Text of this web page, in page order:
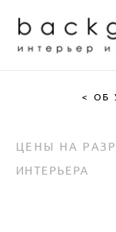
< ОБ
ЦЕНЫ НА
ИНТЕРЬЕРА